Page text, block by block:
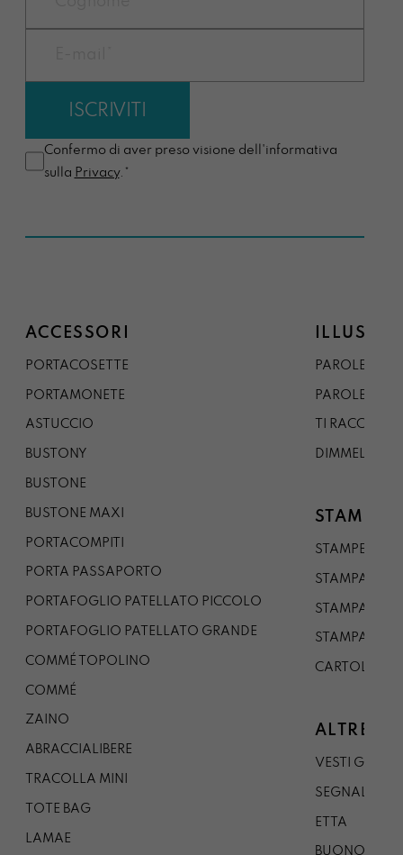
Confermo di aver preso visione dell'informativa
sulla Privacy.*
ACCESSORI
PORTACOSETTE
PORTAMONETE
ASTUCCIO
BUSTONY
BUSTONE
BUSTONE MAXI
PORTACOMPITI
PORTA PASSAPORTO
PORTAFOGLIO PATELLATO PICCOLO
PORTAFOGLIO PATELLATO GRANDE
COMMÉ TOPOLINO
COMMÉ
ZAINO
ABRACCIALIBERE
TRACOLLA MINI
TOTE BAG
LAMAE
PAROLE DAL
PAROLE DA
TI
DIMMELO
STAMPE
STAMPE A5
STAMPA A3
STAMPA A1
STAMPA A0
CARTOLINA
ALTRE
VESTI
SEGNALIBRO
ETTA
BUONO